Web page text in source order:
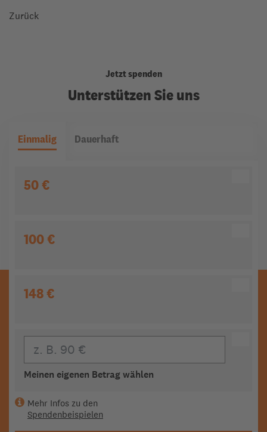
Zurück
Jetzt spenden
Unterstützen Sie uns
Einmalig Dauerhaft
50 €
100 €
148 €
Meinen eigenen Betrag wählen
Mehr Infos zu den
Spendenbeispielen